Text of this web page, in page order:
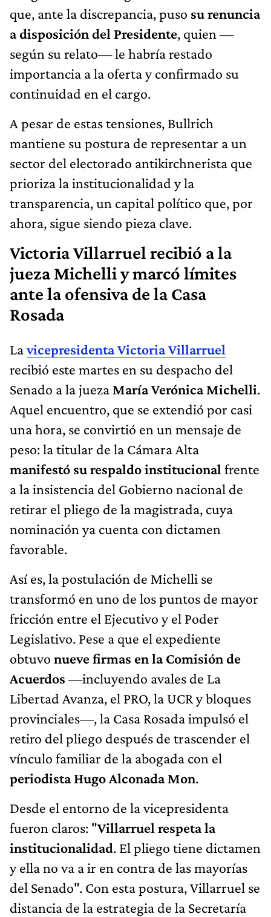
que, ante la discrepancia, puso su renuncia
a disposición del Presidente, quien —
según su relato— le habría restado
importancia a la oferta y confirmado su
continuidad en el cargo.
A pesar de estas tensiones, Bullrich
mantiene su postura de representar a un
sector del electorado antikirchnerista que
prioriza la institucionalidad y la
transparencia, un capital político que, por
ahora, sigue siendo pieza clave.
Victoria Villarruel recibió a la
jueza Michelli y marcó límites
ante la ofensiva de la Casa
Rosada
Lavicepresidenta Victoria Villarruel
recibió este martes en su despacho del
Senado a la jueza María Verónica Michelli.
Aquel encuentro, que se extendió por casi
una hora, se convirtió en un mensaje de
peso: la titular de la Cámara Alta
manifestó su respaldo institucional frente
a la insistencia del Gobierno nacional de
retirar el pliego de la magistrada, cuya
nominación ya cuenta con dictamen
favorable.
Así es, la postulación de Michelli se
transformó en uno de los puntos de mayor
fricción entre el Ejecutivo y el Poder
Legislativo. Pese a que el expediente
obtuvo nueve firmas en la Comisión de
Acuerdos —incluyendo avales de La
Libertad Avanza, el PRO, la UCR y bloques
provinciales—, la Casa Rosada impulsó el
retiro del pliego después de trascender el
vínculo familiar de la abogada con el
periodista Hugo Alconada Mon.
Desde el entorno de la vicepresidenta
fueron claros: "Villarruel respeta la
institucionalidad. El pliego tiene dictamen
y ella no va a ir en contra de las mayorías
del Senado". Con esta postura, Villarruel se
distancia de la estrategia de la Secretaría